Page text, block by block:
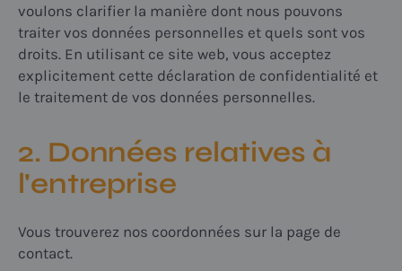
voulons clarifier la manière dont nous pouvons
traiter vos données personnelles et quels sont vos
droits. En utilisant ce site web, vous acceptez
explicitement cette déclaration de confidentialité et
le traitement de vos données personnelles.
2. Données relatives à
l'entreprise
Vous trouverez nos coordonnées sur la page de
contact.